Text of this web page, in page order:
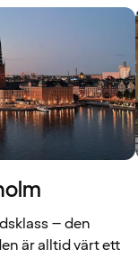
– den
är alltid värt ett